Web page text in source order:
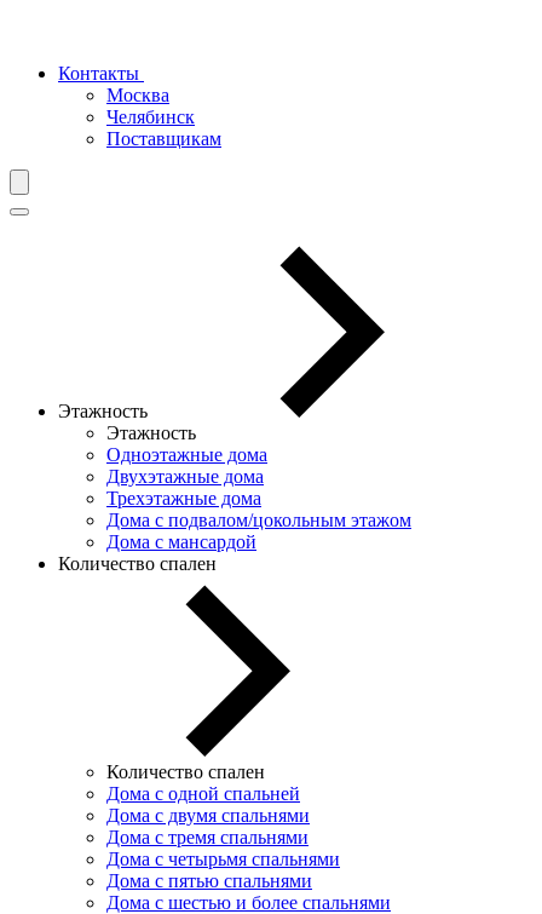
Контакты
Москва
Челябинск
Поставщикам
Этажность
Этажность
Одноэтажные дома
Двухэтажные дома
Трехэтажные дома
Дома с подвалом/цокольным этажом
Дома с мансардой
Количество спален
Количество спален
Дома с одной спальней
Дома с двумя спальнями
Дома с тремя спальнями
Дома с четырьмя спальнями
Дома с пятью спальнями
Дома с шестью и более спальнями